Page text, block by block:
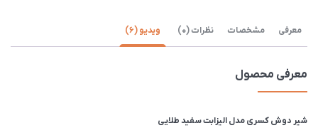
معرفی مشخصات نظرات (0) ویدیو (6)
معرفی محصول
شیر دوش کسری مدل الیزابت سفید طلایی